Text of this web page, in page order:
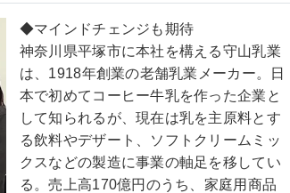
◆マインドチェンジも期待
神奈川県平塚市に本社を構える守山乳業
は、1918年創業の老舗乳業メーカー。日
本で初めてコーヒー牛乳を作った企業と
して知られるが、現在は乳を主原料とす
る飲料やデザート、ソフトクリームミッ
クスなどの製造に事業の軸足を移してい
る。売上高170億円のうち、家庭用商品